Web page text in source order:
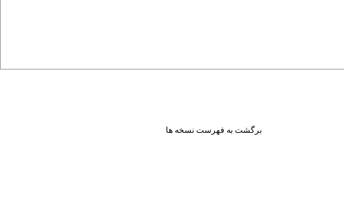
برگشت به فهرست نسخه ها